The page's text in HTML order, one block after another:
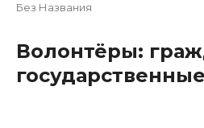
Без Названия
Волонтёры:
государственные